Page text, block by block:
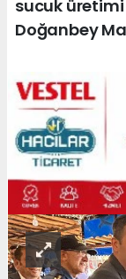
sucuk
Doğanbey